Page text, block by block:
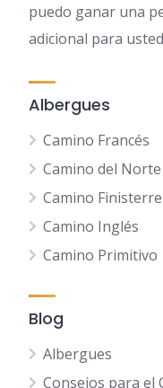
puedo ganar una
adicional para
Albergues
Camino Francés
Camino del Norte
Camino Finisterre
Camino Inglés
Camino Primitivo
Blog
Albergues
Consejos para el